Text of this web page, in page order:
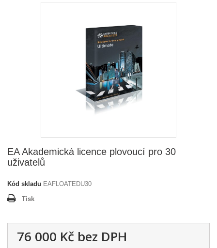
EA Akademická licence plovoucí pro 30
uživatelů
Kód skladu EAFLOATEDU30
Tisk
76 000 Kč bez DPH